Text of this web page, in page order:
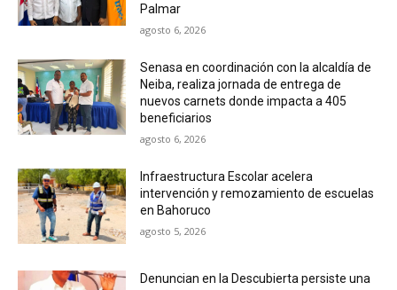
Palmar
agosto 6, 2026
Senasa en coordinación con la alcaldía de
Neiba, realiza jornada de entrega de
nuevos carnets donde impacta a 405
beneficiarios
agosto 6, 2026
Infraestructura Escolar acelera
intervención y remozamiento de escuelas
en Bahoruco
agosto 5, 2026
Denuncian en la Descubierta persiste una